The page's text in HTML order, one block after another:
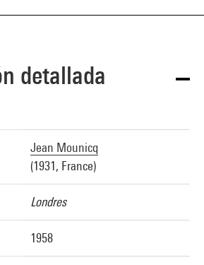
detallada
Jean Mounicq
(1931, France)
Londres
1958